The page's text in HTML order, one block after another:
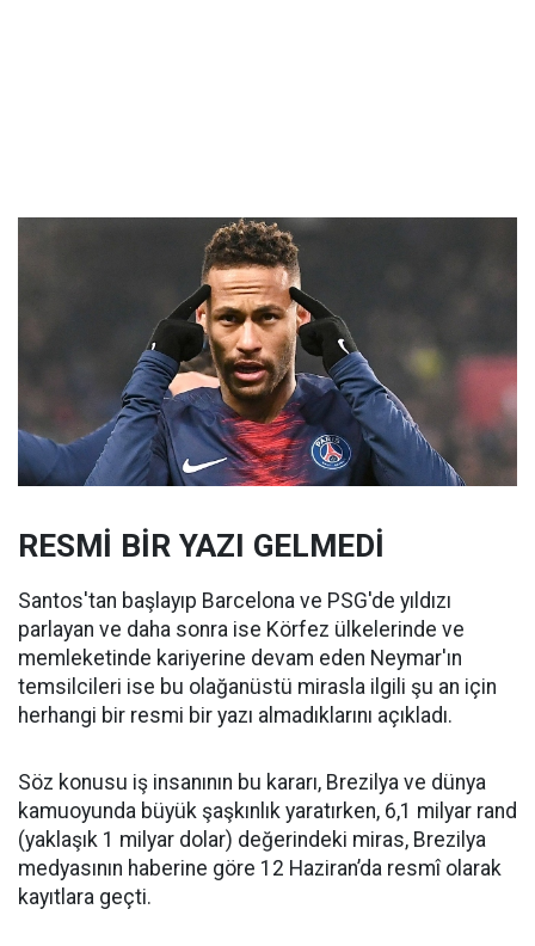
RESMİ BİR YAZI GELMEDİ
Santos'tan başlayıp Barcelona ve PSG'de yıldızı
parlayan ve daha sonra ise Körfez ülkelerinde ve
memleketinde kariyerine devam eden Neymar'ın
temsilcileri ise bu olağanüstü mirasla ilgili şu an için
herhangi bir resmi bir yazı almadıklarını açıkladı.
Söz konusu iş insanının bu kararı, Brezilya ve dünya
kamuoyunda büyük şaşkınlık yaratırken, 6,1 milyar rand
(yaklaşık 1 milyar dolar) değerindeki miras, Brezilya
medyasının haberine göre 12 Haziran’da resmî olarak
kayıtlara geçti.